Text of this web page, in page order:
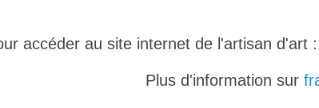
accéder au site internet de l'artisan d'art :
Plus d'information sur